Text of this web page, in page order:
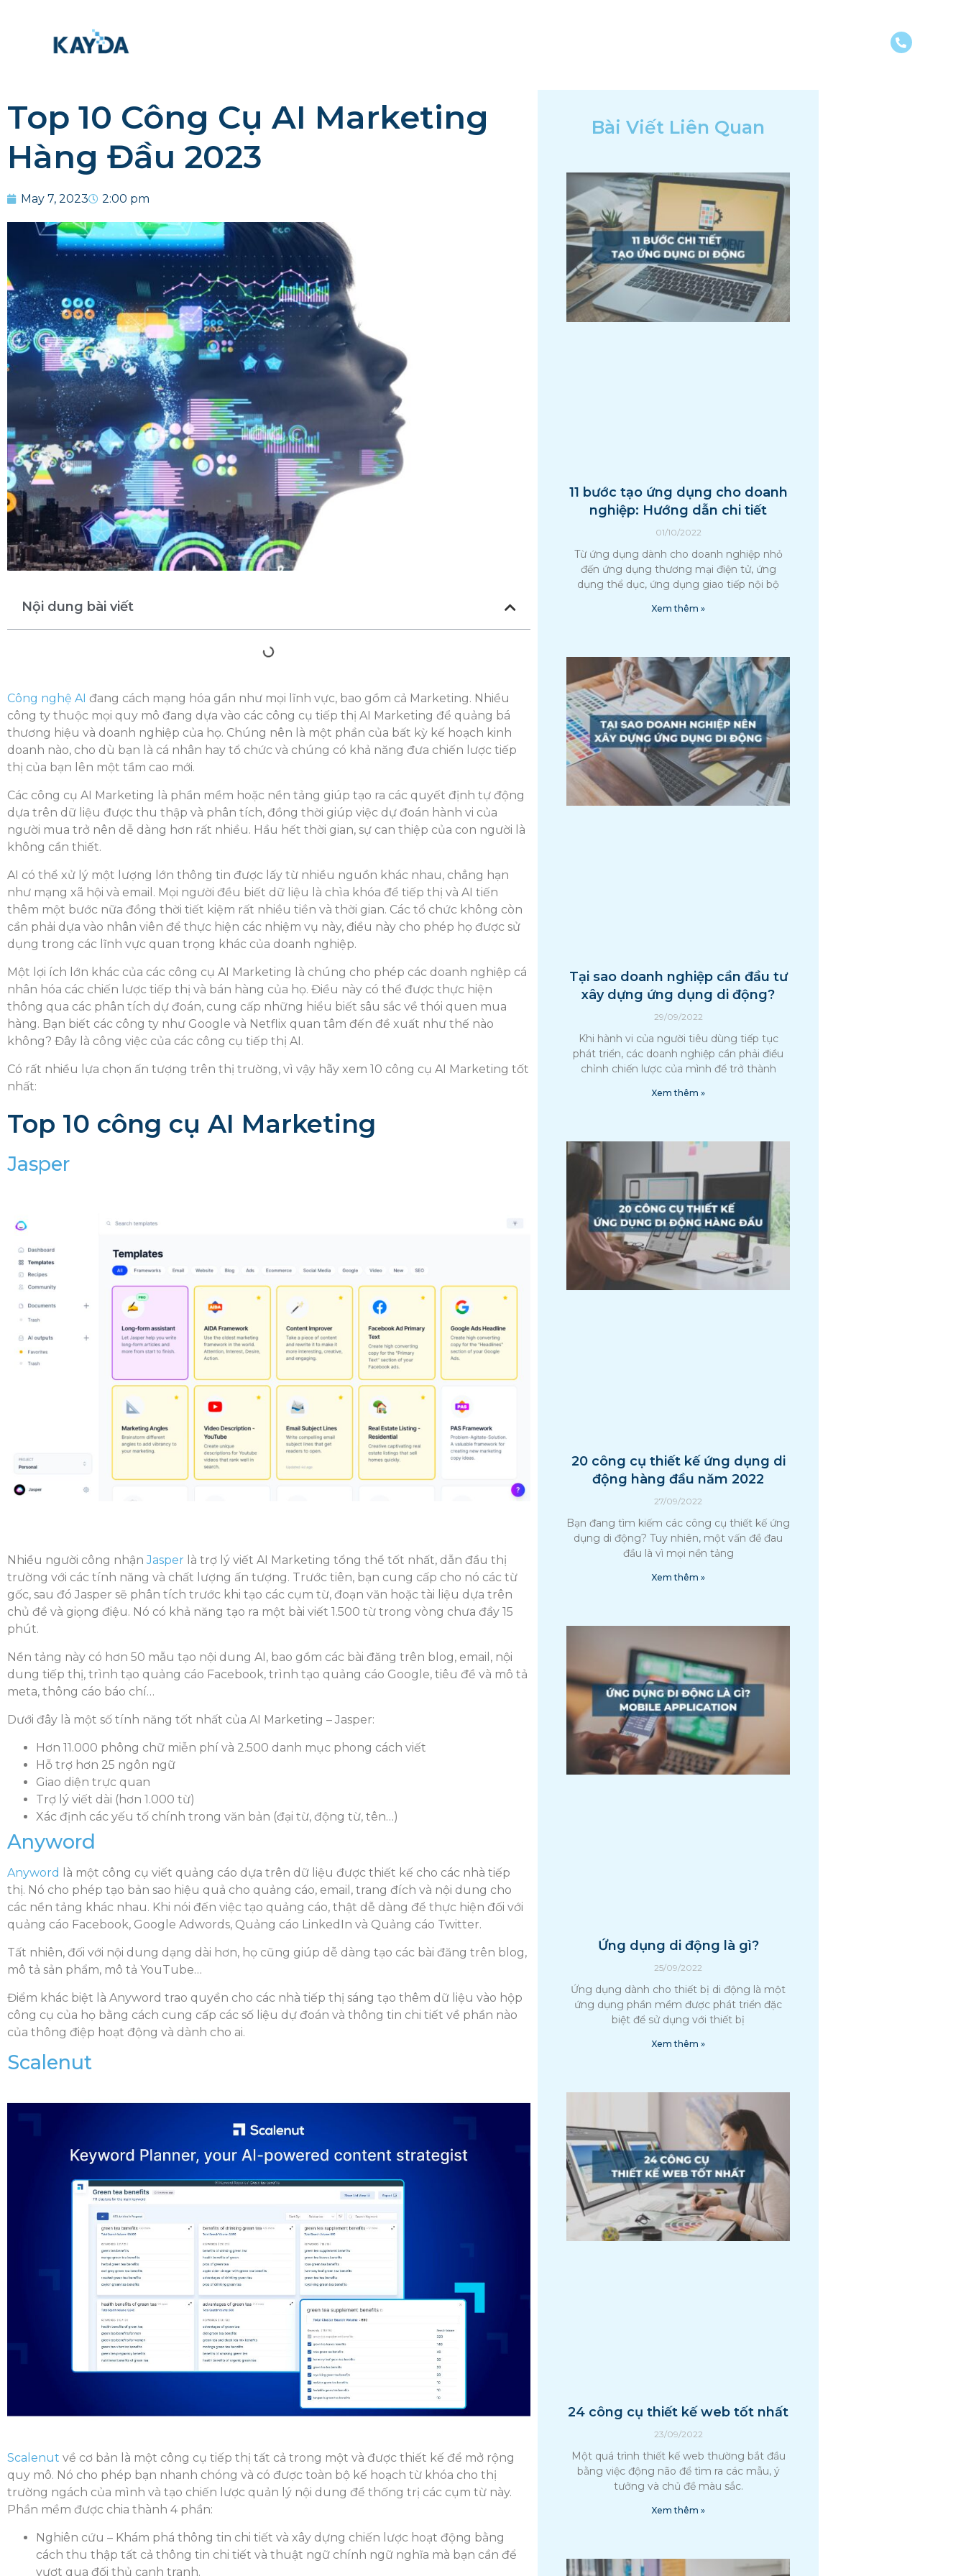
Top 10 Công Cụ AI Marketing
Hàng Đầu 2023
May 7, 2023 2:00 pm
Nội dung bài viết
Công nghệ AI đang cách mạng hóa gần như mọi lĩnh vực, bao gồm cả Marketing. Nhiều
công ty thuộc mọi quy mô đang dựa vào các công cụ tiếp thị AI Marketing để quảng bá
thương hiệu và doanh nghiệp của họ. Chúng nên là một phần của bất kỳ kế hoạch kinh
doanh nào, cho dù bạn là cá nhân hay tổ chức và chúng có khả năng đưa chiến lược tiếp
thị của bạn lên một tầm cao mới.
Các công cụ AI Marketing là phần mềm hoặc nền tảng giúp tạo ra các quyết định tự động
dựa trên dữ liệu được thu thập và phân tích, đồng thời giúp việc dự đoán hành vi của
người mua trở nên dễ dàng hơn rất nhiều. Hầu hết thời gian, sự can thiệp của con người là
không cần thiết.
AI có thể xử lý một lượng lớn thông tin được lấy từ nhiều nguồn khác nhau, chẳng hạn
như mạng xã hội và email. Mọi người đều biết dữ liệu là chìa khóa để tiếp thị và AI tiến
thêm một bước nữa đồng thời tiết kiệm rất nhiều tiền và thời gian. Các tổ chức không còn
cần phải dựa vào nhân viên để thực hiện các nhiệm vụ này, điều này cho phép họ được sử
dụng trong các lĩnh vực quan trọng khác của doanh nghiệp.
Một lợi ích lớn khác của các công cụ AI Marketing là chúng cho phép các doanh nghiệp cá
nhân hóa các chiến lược tiếp thị và bán hàng của họ. Điều này có thể được thực hiện
thông qua các phân tích dự đoán, cung cấp những hiểu biết sâu sắc về thói quen mua
hàng. Bạn biết các công ty như Google và Netflix quan tâm đến đề xuất như thế nào
không? Đây là công việc của các công cụ tiếp thị AI.
Có rất nhiều lựa chọn ấn tượng trên thị trường, vì vậy hãy xem 10 công cụ AI Marketing tốt
nhất:
Top 10 công cụ AI Marketing
Jasper
Nhiều người công nhậnJasper là trợ lý viết AI Marketing tổng thể tốt nhất, dẫn đầu thị
trường với các tính năng và chất lượng ấn tượng. Trước tiên, bạn cung cấp cho nó các từ
gốc, sau đó Jasper sẽ phân tích trước khi tạo các cụm từ, đoạn văn hoặc tài liệu dựa trên
chủ đề và giọng điệu. Nó có khả năng tạo ra một bài viết 1.500 từ trong vòng chưa đầy 15
phút.
Nền tảng này có hơn 50 mẫu tạo nội dung AI, bao gồm các bài đăng trên blog, email, nội
dung tiếp thị, trình tạo quảng cáo Facebook, trình tạo quảng cáo Google, tiêu đề và mô tả
meta, thông cáo báo chí…
Dưới đây là một số tính năng tốt nhất của AI Marketing – Jasper:
Hơn 11.000 phông chữ miễn phí và 2.500 danh mục phong cách viết
Hỗ trợ hơn 25 ngôn ngữ
Giao diện trực quan
Trợ lý viết dài (hơn 1.000 từ)
Xác định các yếu tố chính trong văn bản (đại từ, động từ, tên…)
Anyword
Anyword
là một công cụ viết quảng cáo dựa trên dữ liệu được thiết kế cho các nhà tiếp
thị. Nó cho phép tạo bản sao hiệu quả cho quảng cáo, email, trang đích và nội dung cho
các nền tảng khác nhau. Khi nói đến việc tạo quảng cáo, thật dễ dàng để thực hiện đối với
quảng cáo Facebook, Google Adwords, Quảng cáo LinkedIn và Quảng cáo Twitter.
Tất nhiên, đối với nội dung dạng dài hơn, họ cũng giúp dễ dàng tạo các bài đăng trên blog,
mô tả sản phẩm, mô tả YouTube…
Điểm khác biệt là Anyword trao quyền cho các nhà tiếp thị sáng tạo thêm dữ liệu vào hộp
công cụ của họ bằng cách cung cấp các số liệu dự đoán và thông tin chi tiết về phần nào
của thông điệp hoạt động và dành cho ai.
Scalenut
Scalenut về cơ bản là một công cụ tiếp thị tất cả trong một và được thiết kế để mở rộng
quy mô. Nó cho phép bạn nhanh chóng và có được toàn bộ kế hoạch từ khóa cho thị
trường ngách của mình và tạo chiến lược quản lý nội dung để thống trị các cụm từ này.
Phần mềm được chia thành 4 phần:
Nghiên cứu – Khám phá thông tin chi tiết và xây dựng chiến lược hoạt động bằng
cách thu thập tất cả thông tin chi tiết và thuật ngữ chính ngữ nghĩa mà bạn cần để
vượt qua đối thủ cạnh tranh.
Bài Viết Liên Quan
11 bước tạo ứng dụng cho doanh
nghiệp: Hướng dẫn chi tiết
01/10/2022
Từ ứng dụng dành cho doanh nghiệp nhỏ
đến ứng dụng thương mại điện tử, ứng
dụng thể dục, ứng dụng giao tiếp nội bộ
Xem thêm »
Tại sao doanh nghiệp cần đầu tư
xây dựng ứng dụng di động?
29/09/2022
Khi hành vi của người tiêu dùng tiếp tục
phát triển, các doanh nghiệp cần phải điều
chỉnh chiến lược của mình để trở thành
Xem thêm »
20 công cụ thiết kế ứng dụng di
động hàng đầu năm 2022
27/09/2022
Bạn đang tìm kiếm các công cụ thiết kế ứng
dụng di động? Tuy nhiên, một vấn đề đau
đầu là vì mọi nền tảng
Xem thêm »
Ứng dụng di động là gì?
25/09/2022
Ứng dụng dành cho thiết bị di động là một
ứng dụng phần mềm được phát triển đặc
biệt để sử dụng với thiết bị
Xem thêm »
24 công cụ thiết kế web tốt nhất
23/09/2022
Một quá trình thiết kế web thường bắt đầu
bằng việc động não để tìm ra các mẫu, ý
tưởng và chủ đề màu sắc.
Xem thêm »